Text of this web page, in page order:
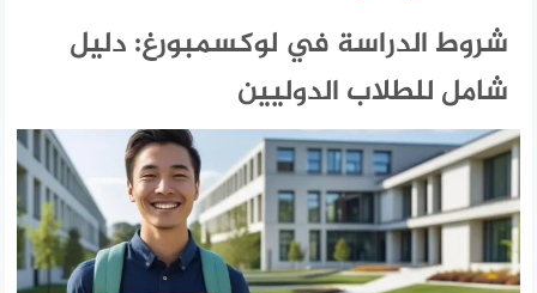
شروط الدراسة في لوكسمبورغ: دليل
شامل للطلاب الدوليين